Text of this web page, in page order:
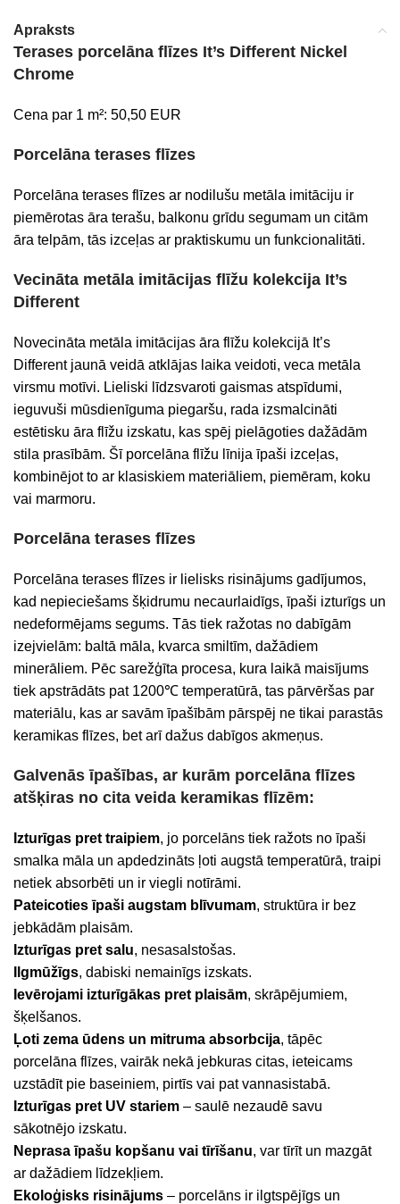
Apraksts
Terases porcelāna flīzes It’s Different Nickel
Chrome
Cena par 1 m²: 50,50 EUR
Porcelāna terases flīzes
Porcelāna terases flīzes ar nodilušu metāla imitāciju ir
piemērotas āra terašu, balkonu grīdu segumam un citām
āra telpām, tās izceļas ar praktiskumu un funkcionalitāti.
Vecināta metāla imitācijas flīžu kolekcija It’s
Different
Novecināta metāla imitācijas āra flīžu kolekcijā It’s
Different jaunā veidā atklājas laika veidoti, veca metāla
virsmu motīvi. Lieliski līdzsvaroti gaismas atspīdumi,
ieguvuši mūsdienīguma piegaršu, rada izsmalcināti
estētisku āra flīžu izskatu, kas spēj pielāgoties dažādām
stila prasībām. Šī porcelāna flīžu līnija īpaši izceļas,
kombinējot to ar klasiskiem materiāliem, piemēram, koku
vai marmoru.
Porcelāna terases flīzes
Porcelāna terases flīzes ir lielisks risinājums gadījumos,
kad nepieciešams šķidrumu necaurlaidīgs, īpaši izturīgs un
nedeformējams segums. Tās tiek ražotas no dabīgām
izejvielām: baltā māla, kvarca smiltīm, dažādiem
minerāliem. Pēc sarežģīta procesa, kura laikā maisījums
tiek apstrādāts pat 1200℃ temperatūrā, tas pārvēršas par
materiālu, kas ar savām īpašībām pārspēj ne tikai parastās
keramikas flīzes, bet arī dažus dabīgos akmeņus.
Galvenās īpašības, ar kurām porcelāna flīzes
atšķiras no cita veida keramikas flīzēm:
Izturīgas pret traipiem, jo porcelāns tiek ražots no īpaši
smalka māla un apdedzināts ļoti augstā temperatūrā, traipi
netiek absorbēti un ir viegli notīrāmi.
Pateicoties īpaši augstam blīvumam, struktūra ir bez
jebkādām plaisām.
Izturīgas pret salu, nesasalstošas.
Ilgmūžīgs, dabiski nemainīgs izskats.
Ievērojami izturīgākas pret plaisām, skrāpējumiem,
šķelšanos.
Ļoti zema ūdens un mitruma absorbcija, tāpēc
porcelāna flīzes, vairāk nekā jebkuras citas, ieteicams
uzstādīt pie baseiniem, pirtīs vai pat vannasistabā.
Izturīgas pret UV stariem – saulē nezaudē savu
sākotnējo izskatu.
Neprasa īpašu kopšanu vai tīrīšanu, var tīrīt un mazgāt
ar dažādiem līdzekļiem.
Ekoloģisks risinājums – porcelāns ir ilgtspējīgs un